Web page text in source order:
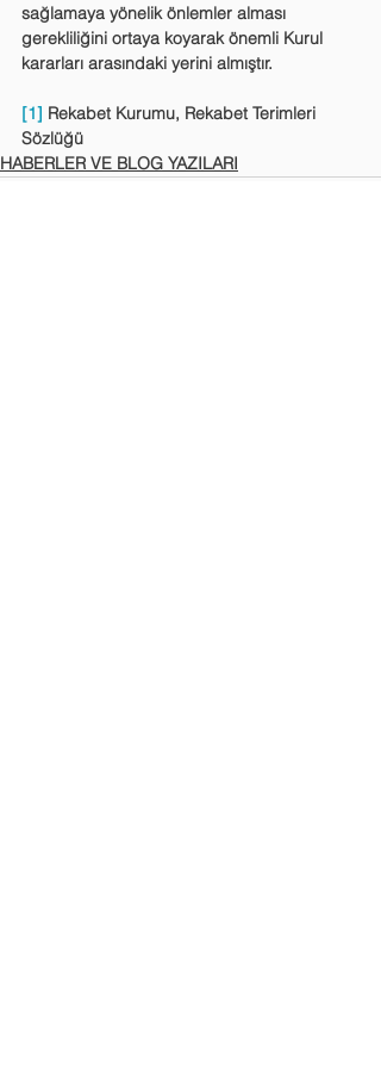
sağlamaya yönelik önlemler alması
gerekliliğini ortaya koyarak önemli Kurul
kararları arasındaki yerini almıştır.
[1] Rekabet Kurumu, Rekabet Terimleri
Sözlüğü
HABERLER VE BLOG YAZILARI